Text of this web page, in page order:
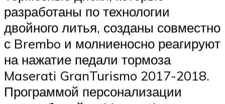
разработаны по технологии
двойного литья, созданы совместно
с Brembo и молниеносно реагируют
на нажатие педали тормоза
Maserati GranTurismo 2017-2018.
Программой персонализации